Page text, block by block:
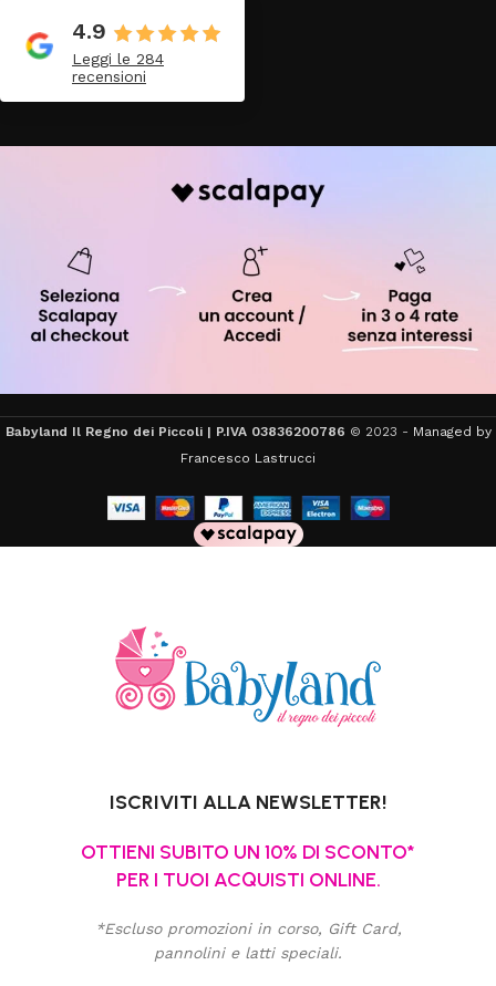
4.9
Leggi le 284
recensioni
Babyland Il Regno dei Piccoli | P.IVA 03836200786 © 2023 - Managed by
Francesco Lastrucci
ISCRIVITI ALLA NEWSLETTER!
OTTIENI SUBITO UN 10% DI SCONTO*
PER I TUOI ACQUISTI ONLINE.
*Escluso promozioni in corso, Gift Card,
pannolini e latti speciali.